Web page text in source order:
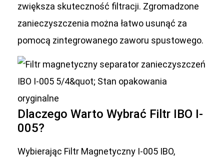
zwiększa skuteczność filtracji. Zgromadzone
zanieczyszczenia można łatwo usunąć za
pomocą zintegrowanego zaworu spustowego.
Dlaczego Warto Wybrać Filtr IBO I-
005?
Wybierając Filtr Magnetyczny I-005 IBO,